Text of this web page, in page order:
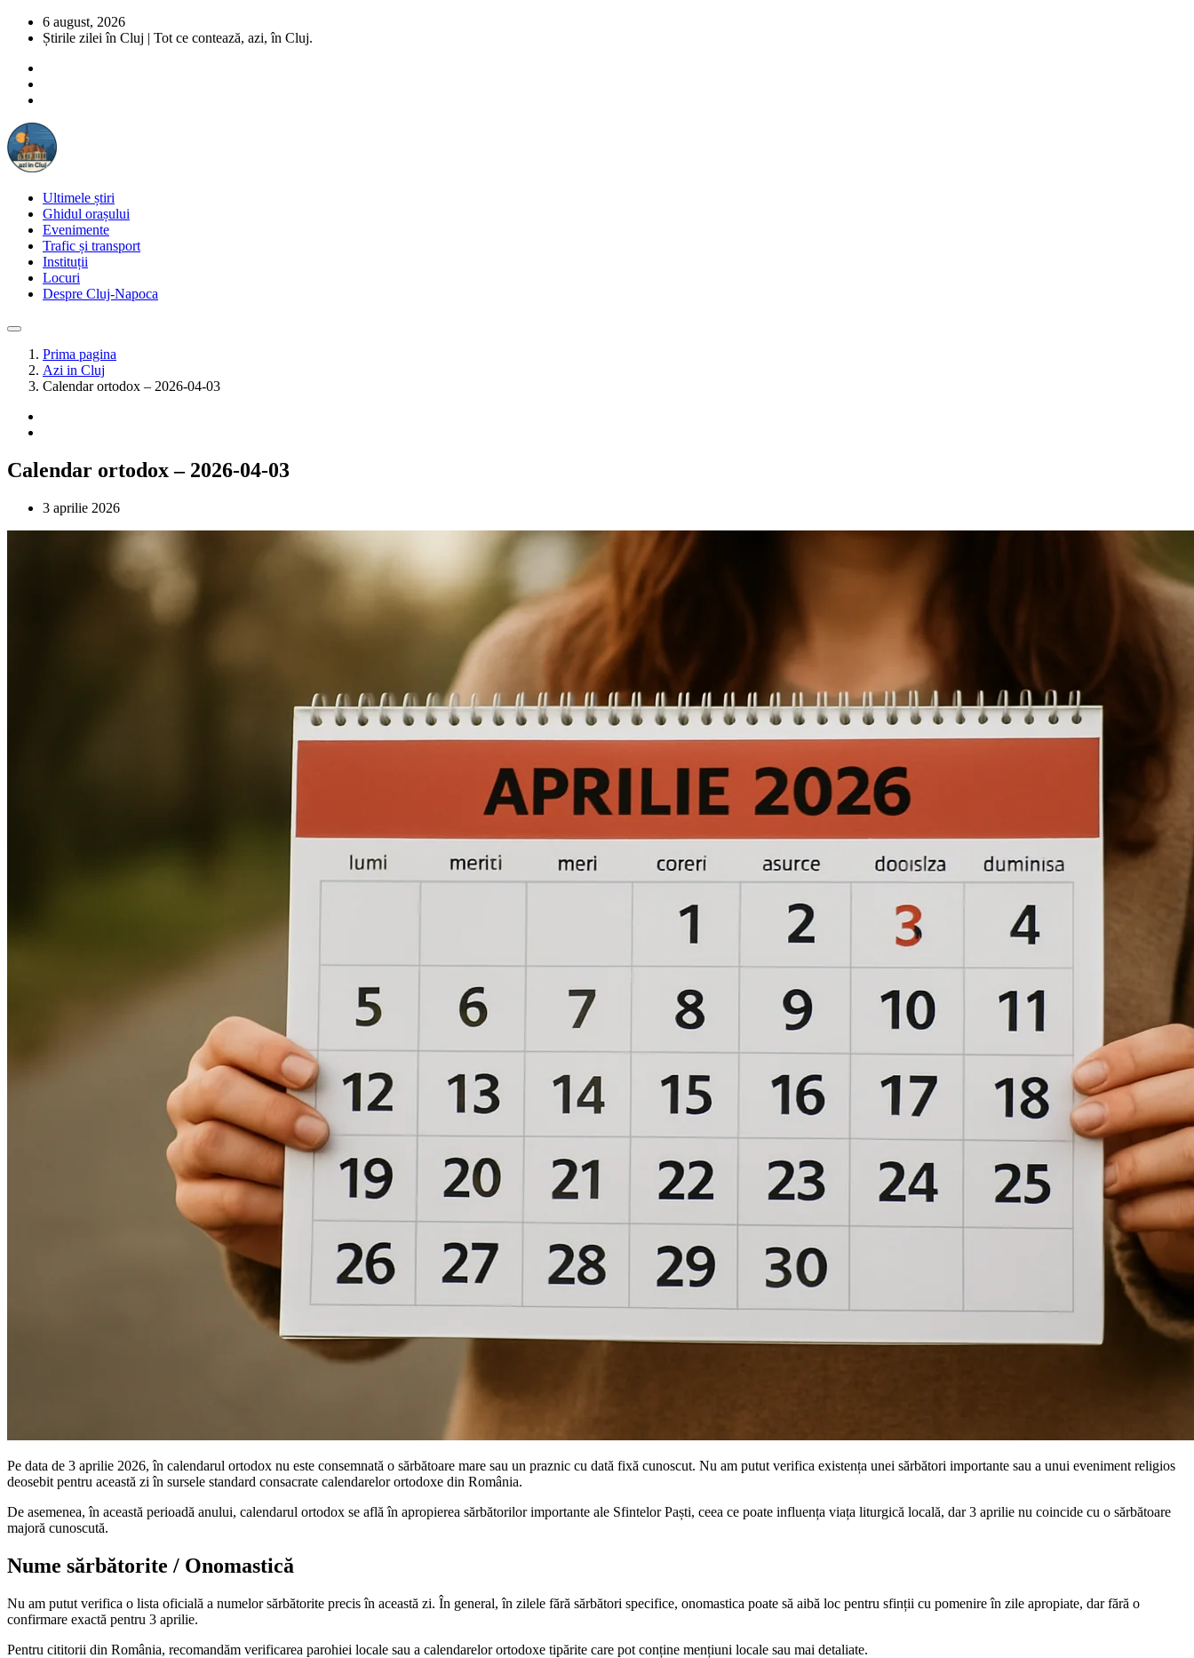
6 august, 2026
Știrile zilei în Cluj | Tot ce contează, azi, în Cluj.
Ultimele știri
Ghidul orașului
Evenimente
Trafic și transport
Instituții
Locuri
Despre Cluj-Napoca
Prima pagina
Azi in Cluj
Calendar ortodox – 2026-04-03
Calendar ortodox – 2026-04-03
3 aprilie 2026
Pe data de 3 aprilie 2026, în calendarul ortodox nu este consemnată o sărbătoare mare sau un praznic cu dată fixă cunoscut. Nu am putut verifica existența unei sărbători importante sau a unui eveniment religios
deosebit pentru această zi în sursele standard consacrate calendarelor ortodoxe din România.
De asemenea, în această perioadă anului, calendarul ortodox se află în apropierea sărbătorilor importante ale Sfintelor Paști, ceea ce poate influența viața liturgică locală, dar 3 aprilie nu coincide cu o sărbătoare
majoră cunoscută.
Nume sărbătorite / Onomastică
Nu am putut verifica o lista oficială a numelor sărbătorite precis în această zi. În general, în zilele fără sărbători specifice, onomastica poate să aibă loc pentru sfinții cu pomenire în zile apropiate, dar fără o
confirmare exactă pentru 3 aprilie.
Pentru cititorii din România, recomandăm verificarea parohiei locale sau a calendarelor ortodoxe tipărite care pot conține mențiuni locale sau mai detaliate.